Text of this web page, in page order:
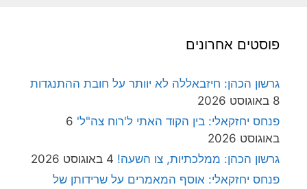
פוסטים אחרונים
גרשון הכהן: חיזבאללה לא יוותר על חובת ההתנגדות
8 באוגוסט 2026
פנחס יחזקאלי: בין הקוד האתי ל'רוח צה"ל' 6
באוגוסט 2026
גרשון הכהן: ממלכתיות, צו השעה! 4 באוגוסט 2026
פנחס יחזקאלי: אוסף המאמרים על שרידותן של